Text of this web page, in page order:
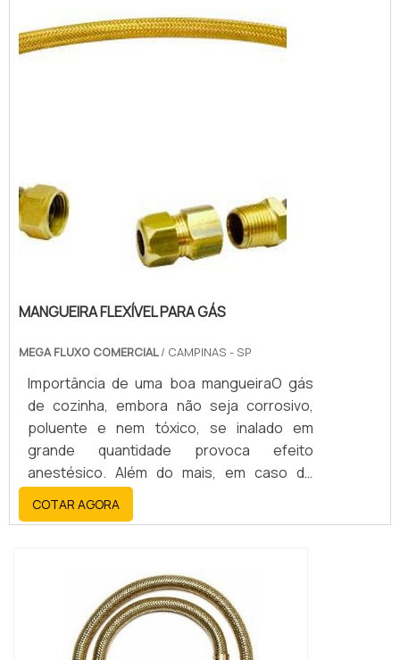
mecânica.Principais característicasA
mangueira industrial de teflon possui
MANGUEIRA FLEXÍVEL PARA GÁS
MEGA FLUXO COMERCIAL/ CAMPINAS - SP
Importância de uma boa mangueiraO gás
de cozinha, embora não seja corrosivo,
poluente e nem tóxico, se inalado em
grande quantidade provoca efeito
anestésico. Além do mais, em caso de
vazamento em ambientes sem ventilação
pode causar uma explosão, e talvez até um
para gás se faz essencial.Fabricação da
mangueiraA mangueira flexível para gás
pode ser confeccionad...
COTAR AGORA